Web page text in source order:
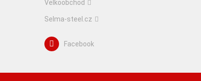
Velkoobchod
Selma-steel.cz
Facebook